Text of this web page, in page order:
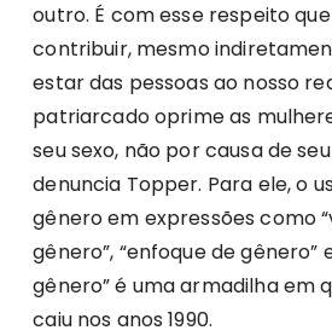
outro. É com esse respeito
contribuir, mesmo
estar das pessoas ao nosso
patriarcado oprime as
seu sexo, não por causa de
denuncia Topper. Para ele, o
gênero em expressões como
gênero”, “enfoque de gênero”
gênero” é uma armadilha em
caiu nos anos 1990.